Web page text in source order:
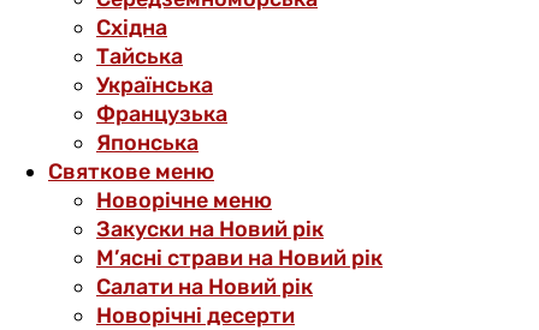
Східна
Тайська
Українська
Французька
Японська
Святкове меню
Новорічне меню
Закуски на Новий рік
М’ясні страви на Новий рік
Салати на Новий рік
Новорічні десерти